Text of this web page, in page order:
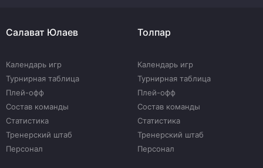
Салават Юлаев
Календарь игр
Турнирная таблица
Плей-офф
Состав команды
Статистика
Тренерский штаб
Персонал
Толпар
Календарь игр
Турнирная таблица
Плей-офф
Состав команды
Статистика
Тренерский штаб
Персонал